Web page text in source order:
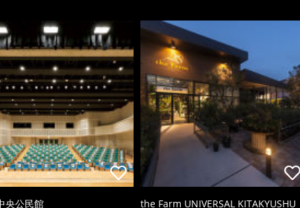
央公民館 the Farm UNIVERSAL KITAKYUSHU